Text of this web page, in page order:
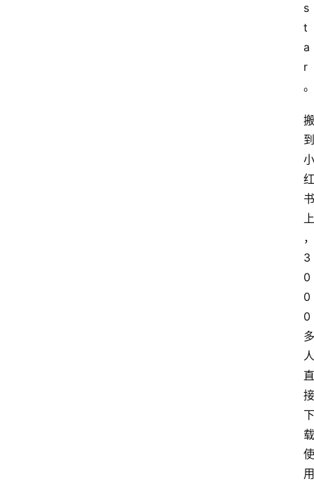
s
t
a
r
。
搬
到
小
红
书
上
，
3
0
0
0
多
人
直
接
下
载
使
用